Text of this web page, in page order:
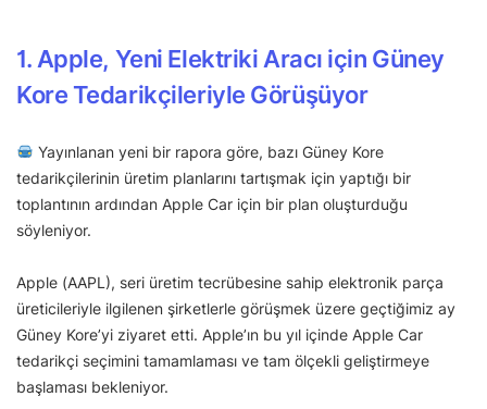
1. Apple, Yeni Elektriki Aracı için Güney
Kore Tedarikçileriyle Görüşüyor
Yayınlanan yeni bir rapora göre, bazı Güney Kore
tedarikçilerinin üretim planlarını tartışmak için yaptığı bir
toplantının ardından Apple Car için bir plan oluşturduğu
söyleniyor.
Apple (AAPL), seri üretim tecrübesine sahip elektronik parça
üreticileriyle ilgilenen şirketlerle görüşmek üzere geçtiğimiz ay
Güney Kore’yi ziyaret etti. Apple’ın bu yıl içinde Apple Car
tedarikçi seçimini tamamlaması ve tam ölçekli geliştirmeye
başlaması bekleniyor.